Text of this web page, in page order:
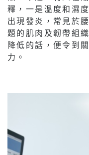
釋，一是溫度和濕
出現發炎，常見於
題的肌肉及韌帶組
降低的話，便令到
力。